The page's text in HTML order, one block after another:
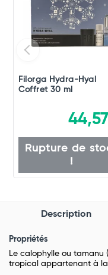
Filorga Hydra-Hyal
Coffret 30 ml
Rupture de
!
Description
Propriétés
Le calophylle ou tamanu
tropical appartenant à la